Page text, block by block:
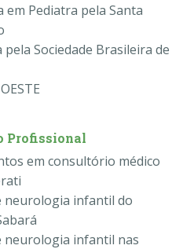
em Pediatra pela Santa
Sociedade Brasileira de
Profissional
em consultório médico
neurologia infantil do
neurologia infantil nas